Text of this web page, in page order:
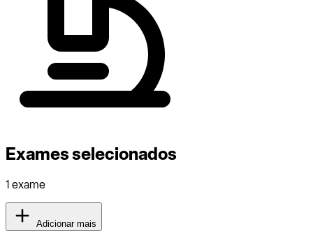
Exames selecionados
1 exame
Adicionar mais